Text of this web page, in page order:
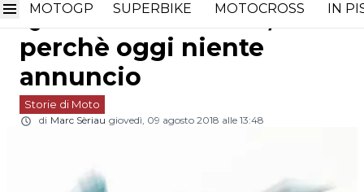
MOTOGP SUPERBIKE MOTOCROSS IN
Quartararo-Yamaha, ecco
perchè oggi niente
annuncio
Storie di Moto
di Marc Sèriau giovedì, 09 agosto 2018 alle 13:48